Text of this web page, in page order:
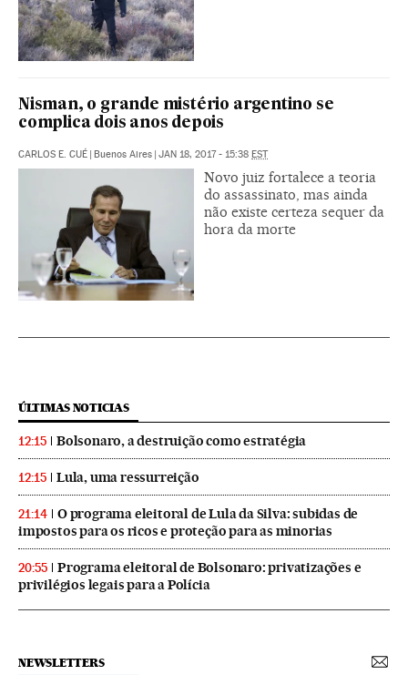
Nisman, o grande mistério argentino se
complica dois anos depois
CARLOS E. CUÉ Buenos Aires JAN 18, 2017 - 15:38 EST
Novo juiz fortalece a teoria
do assassinato, mas ainda
não existe certeza sequer da
hora da morte
ÚLTIMAS NOTICIAS
12:15 Bolsonaro, a destruição como estratégia
12:15 Lula, uma ressurreição
21:14
O programa eleitoral de Lula da Silva: subidas de
impostos para os ricos e proteção para as minorias
20:55
Programa eleitoral de Bolsonaro: privatizações e
privilégios legais para a Polícia
NEWSLETTERS